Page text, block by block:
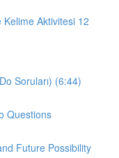
Aktivitesi 12
Soruları) (6:44)
Questions
Future Possibility